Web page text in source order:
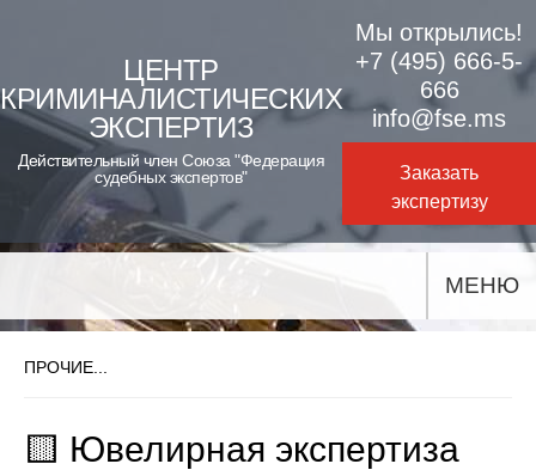
content
ЦЕНТР
КРИМИНАЛИСТИЧЕСКИХ
ЭКСПЕРТИЗ
Действительный член Союза "Федерация
судебных экспертов"
Мы открылись!
+7 (495) 666-5-
666
info@fse.ms
Заказать
экспертизу
МЕНЮ
ПРОЧИЕ...
🟨 Ювелирная экспертиза